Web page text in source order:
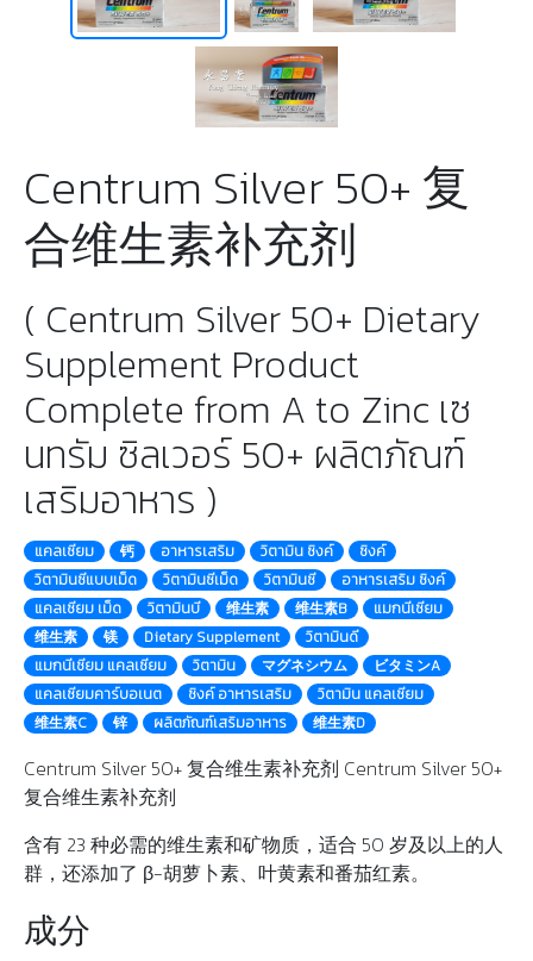
Centrum Silver 50+ 复
合维生素补充剂
( Centrum Silver 50+ Dietary
Supplement Product
Complete from A to Zinc เซ
นทรัม ซิลเวอร์​ 50+ ผลิตภัณฑ์
เสริมอาหาร )
แคลเซียม 钙 อาหารเสริม วิตามิน ซิงค์
ซิงค์
วิตามินซีแบบเม็ด
วิตามินซีเม็ด วิตามินซี
อาหารเสริม ซิงค์
แคลเซียม เม็ด
วิตามินบี 维生素 维生素B
แมกนีเซียม
维生素
镁 Dietary Supplement
วิตามินดี
แมกนีเซียม แคลเซียม
วิตามิน マグネシウム
ビタミンA
แคลเซียมคาร์บอเนต
ซิงค์ อาหารเสริม
วิตามิน แคลเซียม
维生素C
锌 ผลิตภัณฑ์เสริมอาหาร 维生素D
Centrum Silver 50+ 复合维生素补充剂 Centrum Silver 50+
复合维生素补充剂
含有 23 种必需的维生素和矿物质，适合 50 岁及以上的人
群，还添加了 β-胡萝卜素、叶黄素和番茄红素。
成分